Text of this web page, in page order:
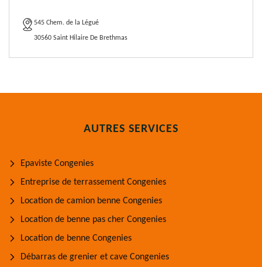
545 Chem. de la Légué
30560 Saint Hilaire De Brethmas
AUTRES SERVICES
Epaviste Congenies
Entreprise de terrassement Congenies
Location de camion benne Congenies
Location de benne pas cher Congenies
Location de benne Congenies
Débarras de grenier et cave Congenies